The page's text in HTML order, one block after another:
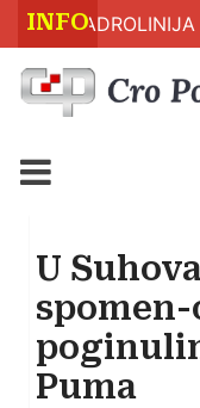
INFOJADROLINIJA -
U
Puma